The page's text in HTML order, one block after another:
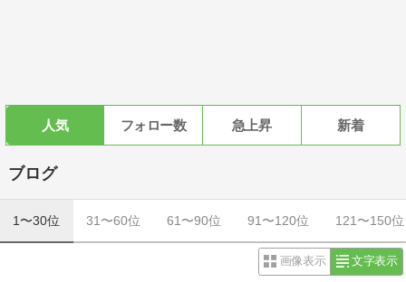
人気 フォロー数 急上昇 新着
ブログ
1〜30位 31〜60位 61〜90位 91〜120位 121〜150位
画像表示 文字表示